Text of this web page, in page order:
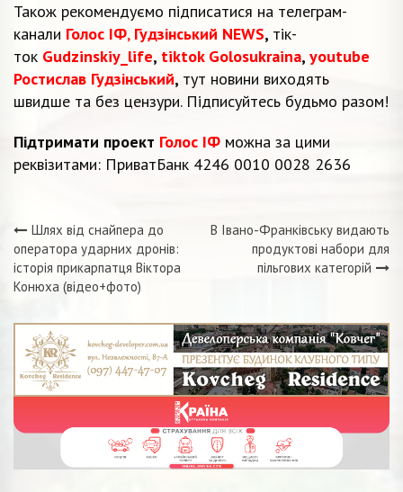
Також рекомендуємо підписатися на телеграм-
канали Голос ІФ, Гудзінський NEWS, тік-
ток Gudzinskiy_life, tiktok Golosukraina, youtube
Ростислав Гудзінський, тут новини виходять
швидше та без цензури. Підписуйтесь будьмо разом!
Підтримати проект Голос ІФ можна за цими
реквізитами: ПриватБанк 4246 0010 0028 2636
Навігація
записів
Шлях від снайпера до
оператора ударних дронів:
історія прикарпатця Віктора
Конюха (відео+фото)
В Івано-Франківську видають
продуктові набори для
пільгових категорій